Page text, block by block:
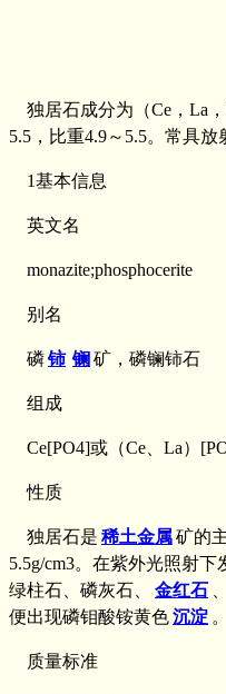
独居石成分为（Ce，La
5.5，比重4.9～5.5。常具
1基本信息
英文名
monazite;phosphocerite
别名
磷铈 镧 矿，磷镧铈石
组成
Ce[PO4]或（Ce、La）
性质
独居石是 稀土金属矿的
5.5g/cm3。在紫外光照射
绿柱石、磷灰石、
金红石
便出现磷钼酸铵黄色沉淀 。
质量标准